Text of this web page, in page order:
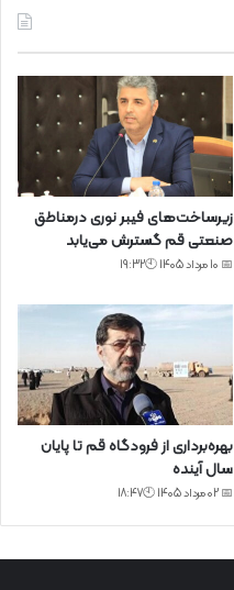
زیرساخت‌های فیبر نوری درمناطق
صنعتی قم گسترش می‌یابد
📅 10 مرداد 1405 🕙19:32
بهره‌برداری از فرودگاه قم تا پایان
سال آینده
📅 02 مرداد 1405 🕙18:47